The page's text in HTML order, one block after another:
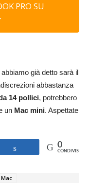
PRO SU
già detto sarà il
abbastanza
14 pollici, potrebbero
un Mac mini. Aspettate
0
CONDIVISIONI
Mac